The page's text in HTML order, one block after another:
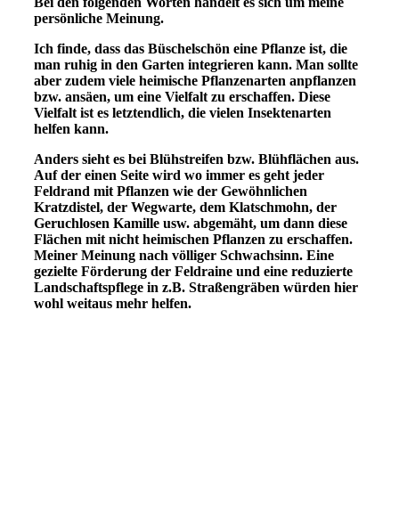
persönliche Meinung.
Ich finde, dass das Büschelschön eine Pflanze ist, die
man ruhig in den Garten integrieren kann. Man sollte
aber zudem viele heimische Pflanzenarten anpflanzen
bzw. ansäen, um eine Vielfalt zu erschaffen. Diese
Vielfalt ist es letztendlich, die vielen Insektenarten
helfen kann.
Anders sieht es bei Blühstreifen bzw. Blühflächen aus.
Auf der einen Seite wird wo immer es geht jeder
Feldrand mit Pflanzen wie der Gewöhnlichen
Kratzdistel, der Wegwarte, dem Klatschmohn, der
Geruchlosen Kamille usw. abgemäht, um dann diese
Flächen mit nicht heimischen Pflanzen zu erschaffen.
Meiner Meinung nach völliger Schwachsinn. Eine
gezielte Förderung der Feldraine und eine reduzierte
Landschaftspflege in z.B. Straßengräben würden hier
wohl weitaus mehr helfen.